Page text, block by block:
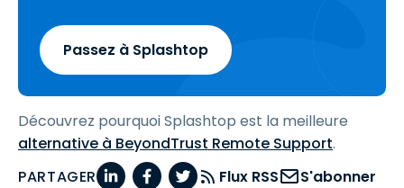
Passez à Splashtop
Découvrez pourquoi Splashtop est la meilleure
alternative à BeyondTrust Remote Support.
PARTAGER
Flux RSS S'abonner